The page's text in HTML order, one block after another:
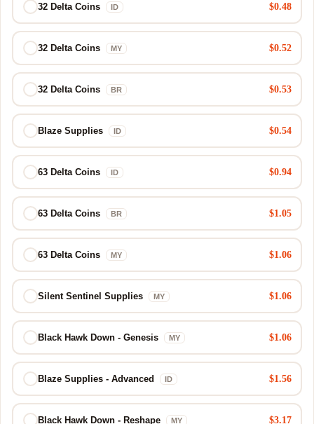
32 Delta Coins ID $0.48
32 Delta Coins MY $0.52
32 Delta Coins BR $0.53
Blaze Supplies ID $0.54
63 Delta Coins ID $0.94
63 Delta Coins BR $1.05
63 Delta Coins MY $1.06
Silent Sentinel Supplies MY $1.06
Black Hawk Down - Genesis MY $1.06
Blaze Supplies - Advanced ID $1.56
Black Hawk Down - Reshape MY $3.17